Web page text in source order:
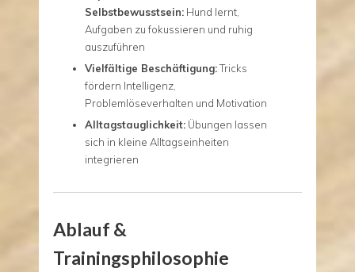
Selbstbewusstsein: Hund lernt,
Aufgaben zu fokussieren und ruhig
auszuführen
Vielfältige Beschäftigung:Tricks
fördern Intelligenz,
Problemlöseverhalten und Motivation
Alltagstauglichkeit: Übungen lassen
sich in kleine Alltagseinheiten
integrieren
Ablauf &
Trainingsphilosophie